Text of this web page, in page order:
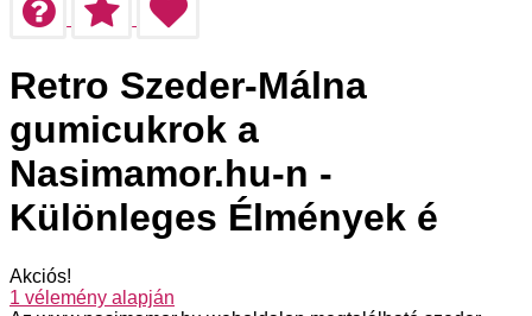
Retro Szeder-Málna
gumicukrok a
Nasimamor.hu-n -
Különleges Élmények é
Akciós!
1 vélemény alapján